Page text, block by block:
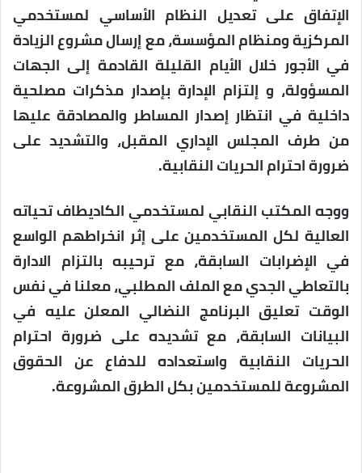
الإتفاق على تعديل النظام الأساسي لمستخدمي
المركزية ومنظام المؤسسة، مع إرسال مشروع الزيادة
في الأجور خلال الأيام القليلة القادمة إلى الجهات
المسؤولة، و إلتزام الإدارة بإصدار مذكرات مصلحية
داخلية في انتظار إصدار المساطر والمصادقة عليها
من طرف المجلس الإداري المقبل، والتشديد على
ضرورة احترام الحريات النقابية.
ووجه المكتب النقابي لمستخدمي الكاديطاف تحياته
العالية لكل المستخدمين على إثر انخراطهم الواسع
في الإضرابات السابقة، مع ترحيبه بالتزام الادارة
بالتعاطي الجدي مع الملف المطلبي، معلنا في نفس
الوقت تعليق البرنامج النضالي المعلن عليه في
البيانات السابقة، مع تشديده على ضرورة احترام
الحريات النقابية واستعداده للدفاع عن الحقوق
المشروعة للمستخدمين بكل الطرق المشروعة.